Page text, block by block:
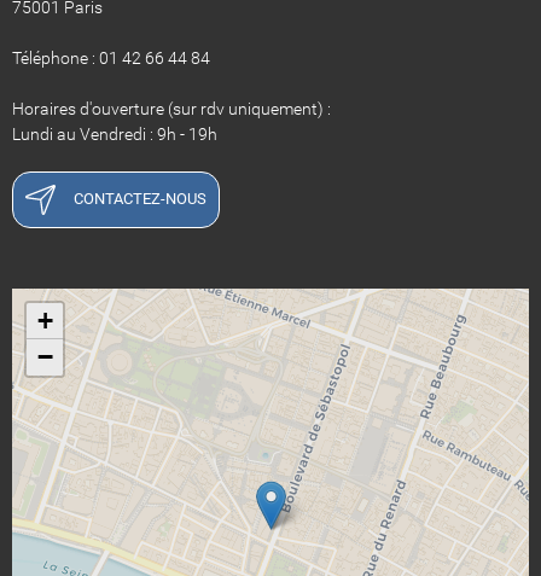
75001 Paris
Téléphone : 01 42 66 44 84
Horaires d'ouverture (sur rdv uniquement) :
Lundi au Vendredi : 9h - 19h
CONTACTEZ-NOUS
+
−